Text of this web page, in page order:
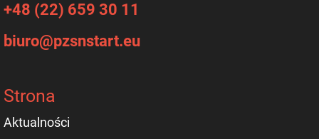
+48 (22) 659 30 11
biuro@pzsnstart.eu
Strona
Aktualności